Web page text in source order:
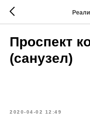
Проспект
(санузел)
2020-04-02 12:49